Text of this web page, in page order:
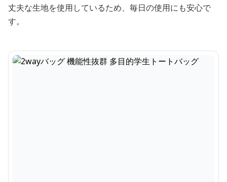
丈夫な生地を使用しているため、毎日の使用にも安心で
す。